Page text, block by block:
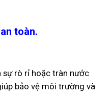
toàn.
sự rò rỉ hoặc tràn nước
bảo vệ môi trường và